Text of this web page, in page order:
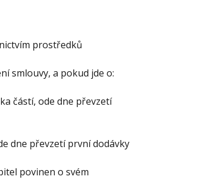
prostředků
smlouvy, a pokud jde o:
částí, ode dne převzetí
dne převzetí první dodávky
povinen o svém